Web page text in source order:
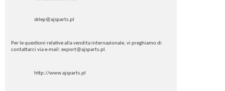
sklep@ajsparts.pl
Per le questioni relative alla vendita internazionale, vi preghiamo di
contattarci via e-mail: export@ajsparts.pl.
http://www.ajsparts.pl